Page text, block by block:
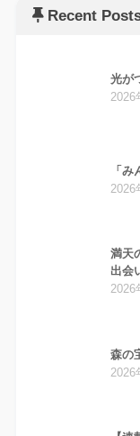
Recent
光が
2026
「
2026
満天
出会
2026
森の
2026